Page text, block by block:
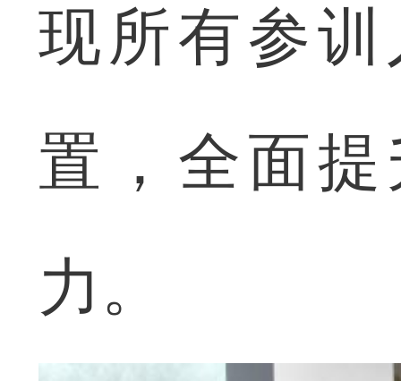
现所有参
置，全面
力。